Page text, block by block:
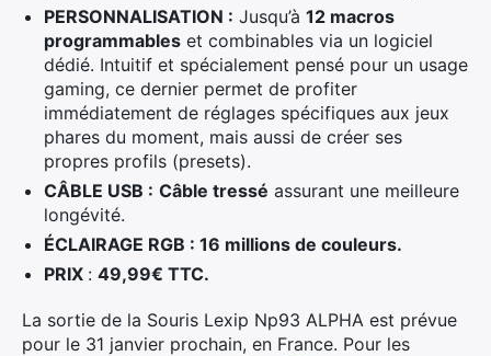
PERSONNALISATION : Jusqu’à 12 macros
programmables et combinables via un logiciel
dédié. Intuitif et spécialement pensé pour un usage
gaming, ce dernier permet de profiter
immédiatement de réglages spécifiques aux jeux
phares du moment, mais aussi de créer ses
propres profils (presets).
CÂBLE USB : Câble tressé assurant une meilleure
longévité.
ÉCLAIRAGE RGB : 16 millions de couleurs.
PRIX : 49,99€ TTC.
La sortie de la Souris Lexip Np93 ALPHA est prévue
pour le 31 janvier prochain, en France. Pour les